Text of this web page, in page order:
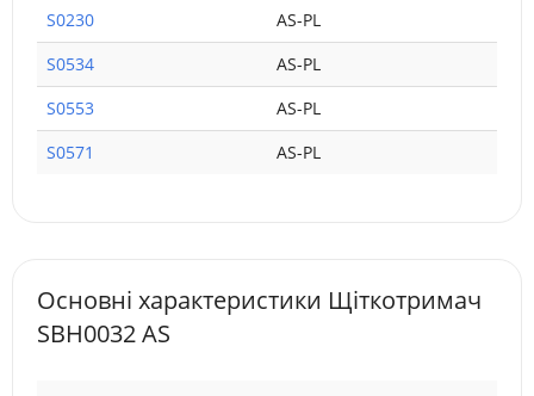
S0230
AS-PL
S0534
AS-PL
S0553
AS-PL
S0571
AS-PL
Основні характеристики Щіткотримач
SBH0032 AS